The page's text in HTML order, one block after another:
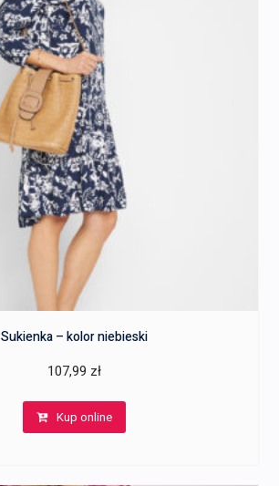
Sukienka – kolor niebieski
107,99 zł
Kup online